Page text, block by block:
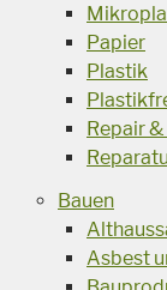
Papier
Plastik
Repair
Bauen
Asbest